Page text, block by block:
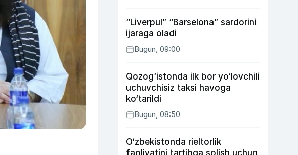
“Liverpul” “Barselona” sardorini
ijaraga oladi
Bugun, 09:00
Qozog‘istonda ilk bor yo‘lovchili
uchuvchisiz taksi havoga
ko‘tarildi
Bugun, 08:50
O‘zbekistonda rieltorlik
faoliyatini tartibga solish uchun